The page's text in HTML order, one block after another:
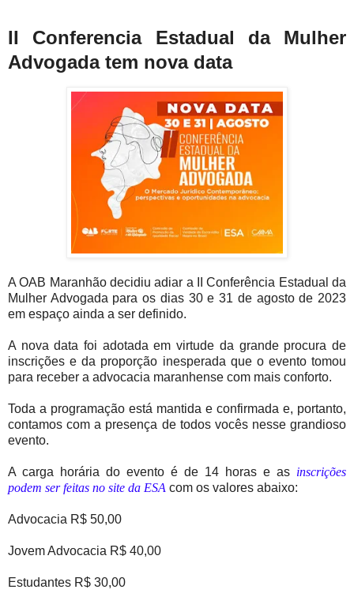
II Conferencia Estadual da Mulher
Advogada tem nova data
A OAB Maranhão decidiu adiar a II Conferência Estadual da
Mulher Advogada para os dias 30 e 31 de agosto de 2023
em espaço ainda a ser definido.
A nova data foi adotada em virtude da grande procura de
inscrições e da proporção inesperada que o evento tomou
para receber a advocacia maranhense com mais conforto.
Toda a programação está mantida e confirmada e, portanto,
contamos com a presença de todos vocês nesse grandioso
evento.
A carga horária do evento é de 14 horas e as inscrições
podem ser feitas no site da ESA com os valores abaixo:
Advocacia R$ 50,00
Jovem Advocacia R$ 40,00
Estudantes R$ 30,00